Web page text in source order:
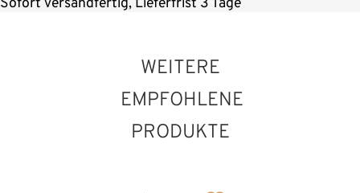
Sofort versandfertig, Lieferfrist 3 Tage
WEITERE
EMPFOHLENE
PRODUKTE